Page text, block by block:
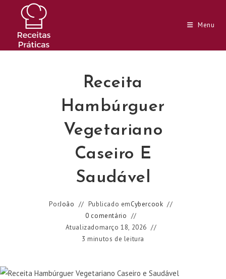
conteúdo
Menu
Receita
Hambúrguer
Vegetariano
Caseiro E
Saudável
PorJoão Publicado emCybercook
0 comentário
Atualizadomarço 18, 2026
3 minutos de leitura